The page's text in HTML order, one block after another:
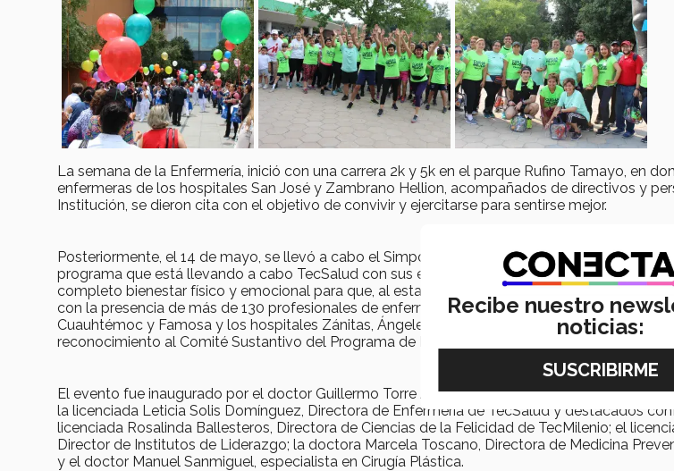
La semana de la Enfermería, inició con una carrera 2k y 5k en el parque Rufino Tamayo, en
enfermeras de los hospitales San José y Zambrano Hellion, acompañados de directivos y
Institución, se dieron cita con el objetivo de convivir y ejercitarse para sentirse mejor.
Posteriormente, el 14 de mayo, se llevó a cabo el Simposio “Bienestar para Liderar” el cual
programa que está llevando a cabo TecSalud con sus enfermeros y enfermeras, el cual
completo bienestar físico y emocional para que, al estar bien, puedan dar lo mejor de ellos a
con la presencia de más de 130 profesionales de enfermería de TecSalud y de diversas
Cuauhtémoc y Famosa y los hospitales Zánitas, Ángeles y Christus Muguerza. Así mismo, se
reconocimiento al Comité Sustantivo del Programa de Enfermero Saludable.
El evento fue inaugurado por el doctor Guillermo Torre Amione, Rector de TecSalud,
la licenciada Leticia Solis Domínguez, Directora de Enfermería de TecSalud y destacados
licenciada Rosalinda Ballesteros, Directora de Ciencias de la Felicidad de TecMilenio; el
Director de Institutos de Liderazgo; la doctora Marcela Toscano, Directora de Medicina
y el doctor Manuel Sanmiguel, especialista en Cirugía Plástica.
Recibe nuestro
noticias: